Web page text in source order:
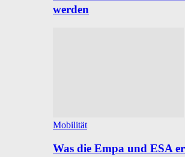
werden
Mobilität
Was die Empa und ESA